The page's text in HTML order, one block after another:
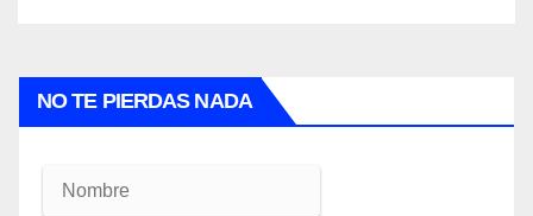
NO TE PIERDAS NADA